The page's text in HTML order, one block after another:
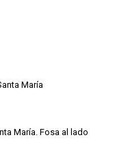
María
María. Fosa al lado